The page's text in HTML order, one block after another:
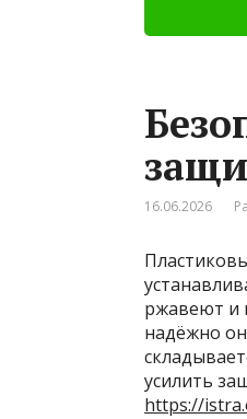
16.06.2026
ржавеют и
надёжно
усилить
https://